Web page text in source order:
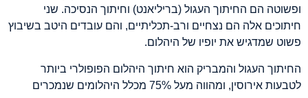
ופשוטה הם החיתוך העגול (בריליאנט) וחיתוך הנסיכה. שני
חיתוכים אלה הם נצחיים ורב-תכליתיים, והם עובדים היטב בשיבוץ
פשוט שמדגיש את יופיו של היהלום.
החיתוך העגול והמבריק הוא חיתוך היהלום הפופולרי ביותר
לטבעות אירוסין, ומהווה מעל 75% מכלל היהלומים שנמכרים